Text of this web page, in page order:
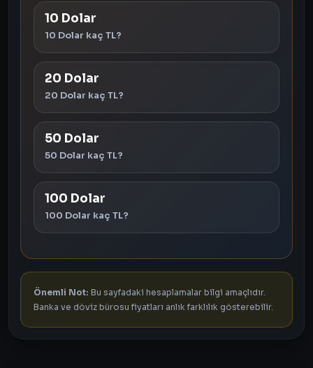
10 Dolar
10 Dolar kaç TL?
20 Dolar
20 Dolar kaç TL?
50 Dolar
50 Dolar kaç TL?
100 Dolar
100 Dolar kaç TL?
Önemli Not: Bu sayfadaki hesaplamalar bilgi amaçlıdır.
Banka ve döviz bürosu fiyatları anlık farklılık gösterebilir.